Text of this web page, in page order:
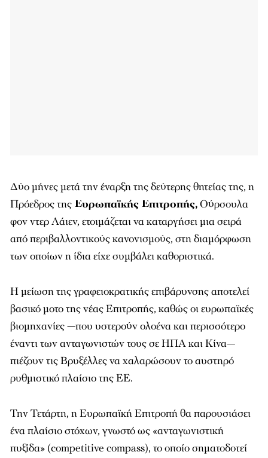
Δύο μήνες μετά την έναρξη της δεύτερης θητείας της, η
Πρόεδρος της Ευρωπαϊκής Επιτροπής,Ούρσουλα
φον ντερ Λάιεν, ετοιμάζεται να καταργήσει μια σειρά
από περιβαλλοντικούς κανονισμούς, στη διαμόρφωση
των οποίων η ίδια είχε συμβάλει καθοριστικά.
Η μείωση της γραφειοκρατικής επιβάρυνσης αποτελεί
βασικό μοτο της νέας Επιτροπής, καθώς οι ευρωπαϊκές
βιομηχανίες —που υστερούν ολοένα και περισσότερο
έναντι των ανταγωνιστών τους σε ΗΠΑ και Κίνα—
πιέζουν τις Βρυξέλλες να χαλαρώσουν το αυστηρό
ρυθμιστικό πλαίσιο της ΕΕ.
Την Τετάρτη, η Ευρωπαϊκή Επιτροπή θα παρουσιάσει
ένα πλαίσιο στόχων, γνωστό ως «ανταγωνιστική
πυξίδα» (competitive compass), το οποίο σηματοδοτεί